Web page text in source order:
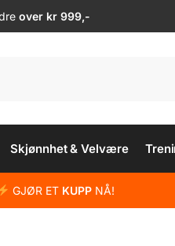
over kr 999,-
Skjønnhet & Velvære
GJØR ETKUPP NÅ!